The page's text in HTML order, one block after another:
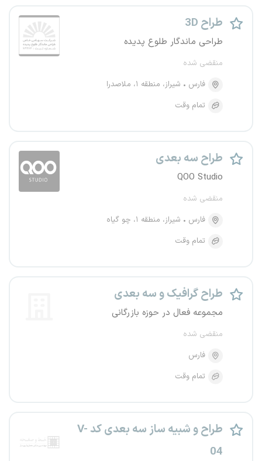
طراح 3D
طراحی ماندگار طلوع پدیده
منقضی شده
فارس
شیراز، منطقه ۱، ملاصدرا
تمام وقت
طراح سه بعدی
QOO Studio
منقضی شده
فارس
شیراز، منطقه ۱، چو گیاه
تمام وقت
طراح گرافیک و سه بعدی
مجموعه فعال در حوزه بازرگانی
منقضی شده
فارس
تمام وقت
طراح و شبیه ساز سه بعدی کد V-
04